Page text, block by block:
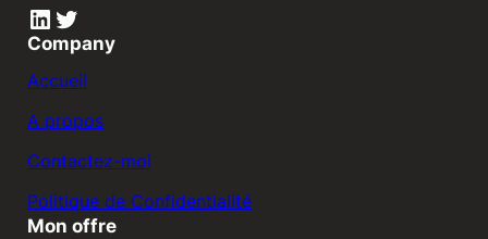
LinkedIn Twitter
Company
Accueil
A propos
Contactez-moi
Politique de Confidentialité
Mon offre